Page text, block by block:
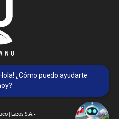
| Lazos S.A. -
¿Cómo puedo ayudarte